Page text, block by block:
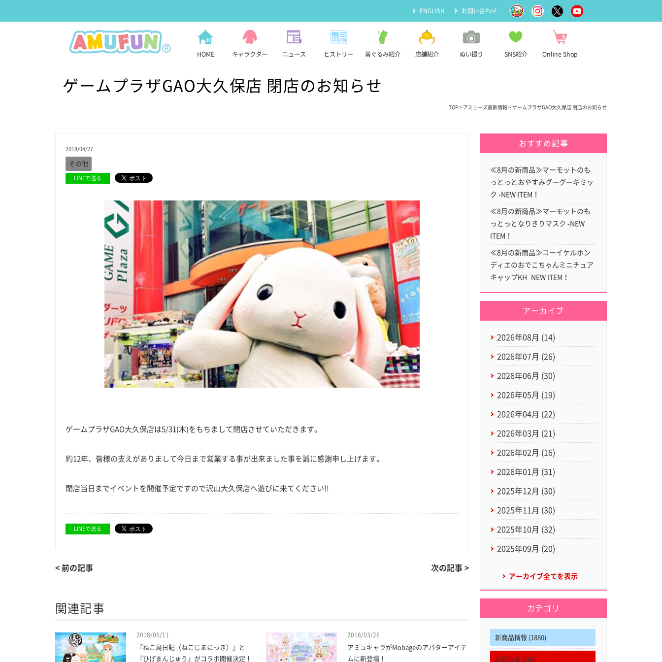
ENGLISH お問い合わせ
HOME キャラクター ニュース ヒストリー 着ぐるみ紹介 店舗紹介 ぬい撮り SNS紹介 Online Shop
ゲームプラザGAO大久保店 閉店のお知らせ
TOP > アミューズ最新情報 > ゲームプラザGAO大久保店 閉店のお知らせ
2018/04/27
その他
LINEで送る
ゲームプラザGAO大久保店は5/31(木)をもちまして閉店させていただきます。
約12年、皆様の支えがありまして今日まで営業する事が出来ました事を誠に感謝申し上げます。
閉店当日までイベントを開催予定ですので沢山大久保店へ遊びに来てください!!
LINEで送る
< 前の記事 次の記事 >
関連記事
2018/05/11
『ねこ島日記（ねこじまにっき）』と
『ひげまんじゅう』がコラボ開催決定！
2018/03/26
アミュキャラがMobageのアバターアイテ
ムに新登場！
おすすめ記事
≪8月の新商品≫マーモットのも
っとっとおやすみグーグーギミッ
ク -NEW ITEM！
≪8月の新商品≫マーモットのも
っとっとなりきりマスク -NEW
ITEM！
≪8月の新商品≫コーイケルホン
ディエのおでこちゃんミニチュア
キャップKH -NEW ITEM！
アーカイブ
2026年08月 (14)
2026年07月 (26)
2026年06月 (30)
2026年05月 (19)
2026年04月 (22)
2026年03月 (21)
2026年02月 (16)
2026年01月 (31)
2025年12月 (30)
2025年11月 (30)
2025年10月 (32)
2025年09月 (20)
アーカイブ全てを表示
カテゴリ
新商品情報 (1880)
お知らせ (168)